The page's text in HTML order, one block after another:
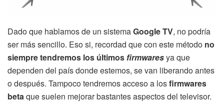
Dado que hablamos de un sistemaGoogle TV, no podría
ser más sencillo. Eso si, recordad que con este método no
siempre tendremos los últimos firmwaresya que
dependen del país donde estemos, se van liberando antes
o después. Tampoco tendremos acceso a losfirmwares
betaque suelen mejorar bastantes aspectos del televisor.